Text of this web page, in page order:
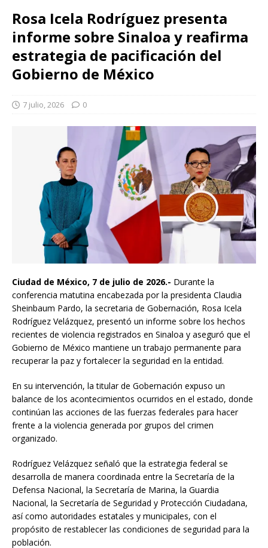
Rosa Icela Rodríguez presenta
informe sobre Sinaloa y reafirma
estrategia de pacificación del
Gobierno de México
7 julio, 2026 0
Ciudad de México, 7 de julio de 2026.- Durante la
conferencia matutina encabezada por la presidenta Claudia
Sheinbaum Pardo, la secretaria de Gobernación, Rosa Icela
Rodríguez Velázquez, presentó un informe sobre los hechos
recientes de violencia registrados en Sinaloa y aseguró que el
Gobierno de México mantiene un trabajo permanente para
recuperar la paz y fortalecer la seguridad en la entidad.
En su intervención, la titular de Gobernación expuso un
balance de los acontecimientos ocurridos en el estado, donde
continúan las acciones de las fuerzas federales para hacer
frente a la violencia generada por grupos del crimen
organizado.
Rodríguez Velázquez señaló que la estrategia federal se
desarrolla de manera coordinada entre la Secretaría de la
Defensa Nacional, la Secretaría de Marina, la Guardia
Nacional, la Secretaría de Seguridad y Protección Ciudadana,
así como autoridades estatales y municipales, con el
propósito de restablecer las condiciones de seguridad para la
población.